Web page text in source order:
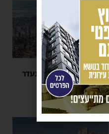
סוף טוב
אותר בחור הישיבה שנעדר
בחוף הנפרד באשדוד
מנחם דויטש 22:08 | 3 תגובות
פרסומת